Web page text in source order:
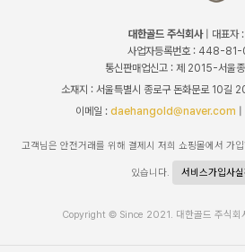
대한골드 주식회사| 대표자 :
사업자등록번호 : 448-
통신판매업신고 : 제 2015-서울
소재지 : 서울특별시 종로구 돈화문로 10길
이메일 : daehangold@naver.com
고객님은 안전거래를 위해 결제시 저희 쇼핑몰에서 가
있습니다. 서비스가입사
Copyright © Since 2021. 대한골드 주식회